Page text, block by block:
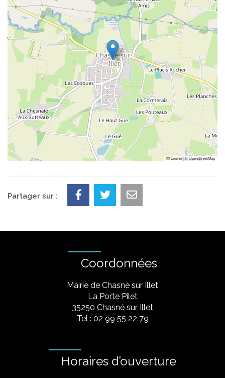
Leaflet|©OpenStreetMap
Partager sur :
Coordonnées
Mairie de Chasné sur Illet
La Porte Pilet
35250 Chasné sur Illet
Tel : 02 99 55 22 79
Horaires d’ouverture